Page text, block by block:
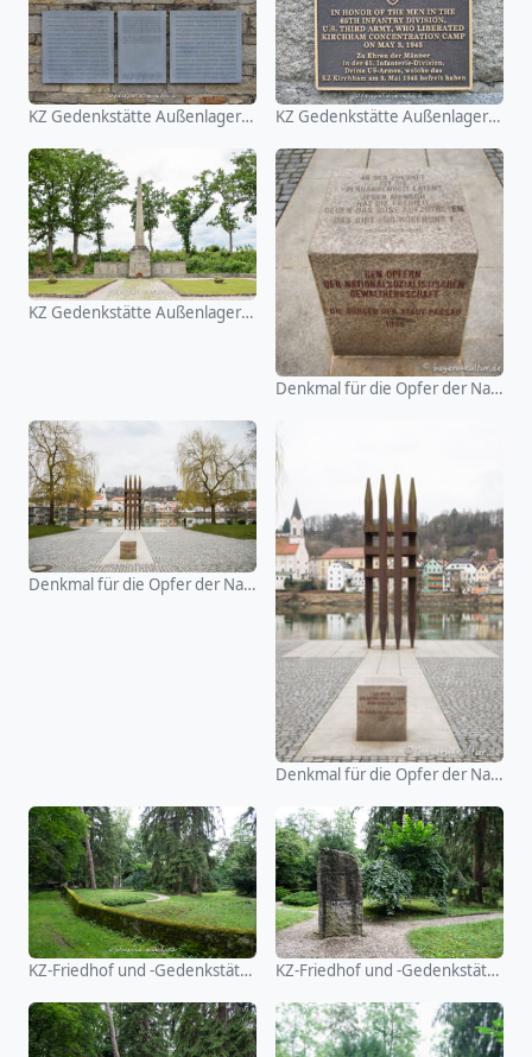
KZ Gedenkstätte Außenlager Kirchhain KZ Gedenkstätte Außenlager Kirchhain
KZ Gedenkstätte Außenlager Kirchhain
Denkmal für die Opfer der Nationalsozialistischen Gewaltherr
Denkmal für die Opfer der Nationalsozialistischen Gewaltherr
Denkmal für die Opfer der Nationalsozialistischen Gewaltherr
KZ-Friedhof und -Gedenkstätte Stoffersberg KZ-Friedhof und -Gedenkstätte Stoffersberg